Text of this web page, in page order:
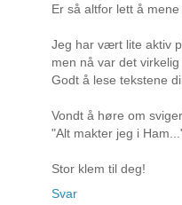
Er så altfor lett å
Jeg har vært lite aktiv
men nå var det
Godt å lese tekstene
Vondt å høre om
"Alt makter jeg i
Stor klem til deg!
Svar